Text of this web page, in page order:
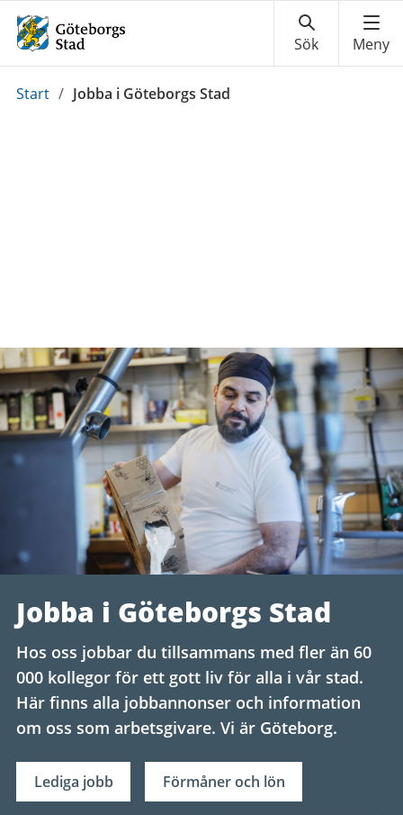
Du
Start / Jobba i Göteborgs Stad
Jobba i Göteborgs Stad
Hos oss jobbar du tillsammans med fler än 60
000 kollegor för ett gott liv för alla i vår stad.
Här finns alla jobbannonser och information
om oss som arbetsgivare. Vi är Göteborg.
Lediga jobb Förmåner och lön